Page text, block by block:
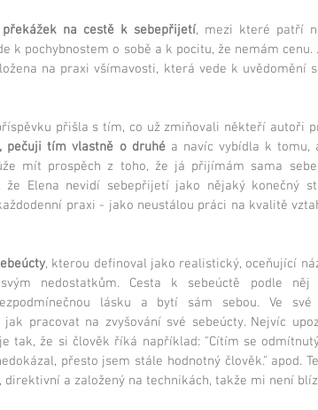
překážek na cestě k sebepřijetí, mezi které patří
k pochybnostem o sobě a k pocitu, že nemám
na praxi všímavosti, která vede k uvědomění
přišla s tím, co už zmiňovali někteří autoři
pečuji tím vlastně o druhé a navíc vybídla k tomu,
mít prospěch z toho, že já přijímám sama
Elena nevidí sebepřijetí jako nějaký konečný
praxi - jako neustálou práci na kvalitě
, kterou definoval jako realistický, oceňující
nedostatkům. Cesta k sebeúctě podle něj
lásku a bytí sám sebou. Ve své
pracovat na zvyšování své sebeúcty. Nejvíc
tak, že si člověk říká například: "Cítím se
přesto jsem stále hodnotný člověk." apod.
direktivní a založený na technikách, takže mi není